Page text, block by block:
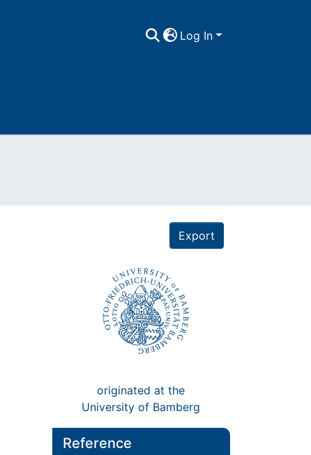
Log In
Export
originated at the
University of Bamberg
Reference